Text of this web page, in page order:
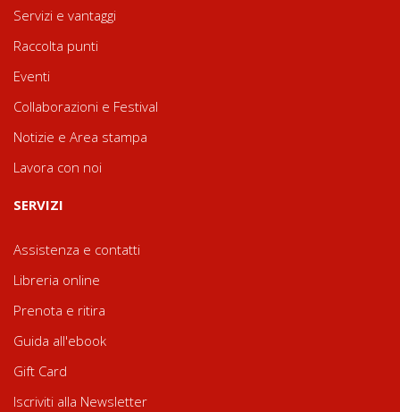
Servizi e vantaggi
Raccolta punti
Eventi
Collaborazioni e Festival
Notizie e Area stampa
Lavora con noi
SERVIZI
Assistenza e contatti
Libreria online
Prenota e ritira
Guida all'ebook
Gift Card
Iscriviti alla Newsletter